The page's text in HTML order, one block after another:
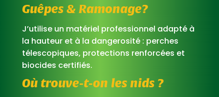
Guêpes & Ramonage?
J’utilise un matériel professionnel adapté à
la hauteur et à la dangerosité : perches
télescopiques, protections renforcées et
biocides certifiés.
Où trouve-t-on les nids ?